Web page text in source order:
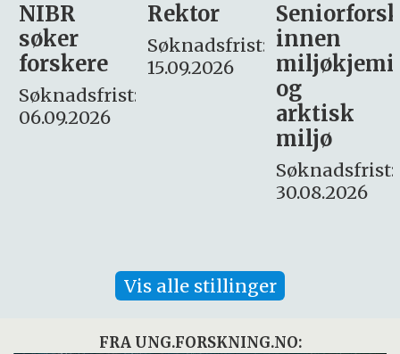
Rektor
Søknadsfrist:
15.09.2026
Seniorforsker
innen
miljøkjemi
søker
– fast
Søknadsfrist:
16. august.
Vis alle stillinger
FRA UNG.FORSKNING.NO: